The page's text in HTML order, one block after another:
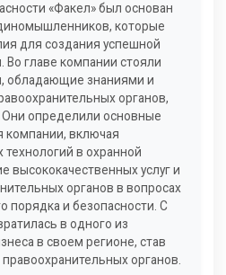
«Факел» был основан
которые
для создания успешной
Во главе компании стояли
обладающие знаниями и
органов,
определили основные
компании, включая
в охранной
высококачественных услуг и
органов в вопросах
порядка и безопасности. С
в одного из
в своем регионе, став
органов.